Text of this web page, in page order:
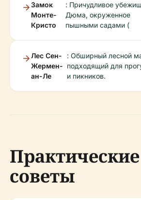
Замок
Монте-
Кристо
: Причудливое
Дюма, окруженное
пышными садами (
Лес Сен-
Жермен-
ан-Ле
: Обширный лесной
подходящий для
и пикников.
Практические
советы